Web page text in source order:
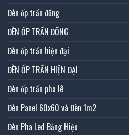
Đèn ốp trần đồng
ĐÈN ỐP TRẦN ĐỒNG
Đèn ốp trần hiện đại
ĐÈN ỐP TRẦN HIỆN ĐẠI
Đèn ốp trần pha lê
Đèn Panel 60x60 và Đèn 1m2
Đèn Pha Led Bảng Hiệu